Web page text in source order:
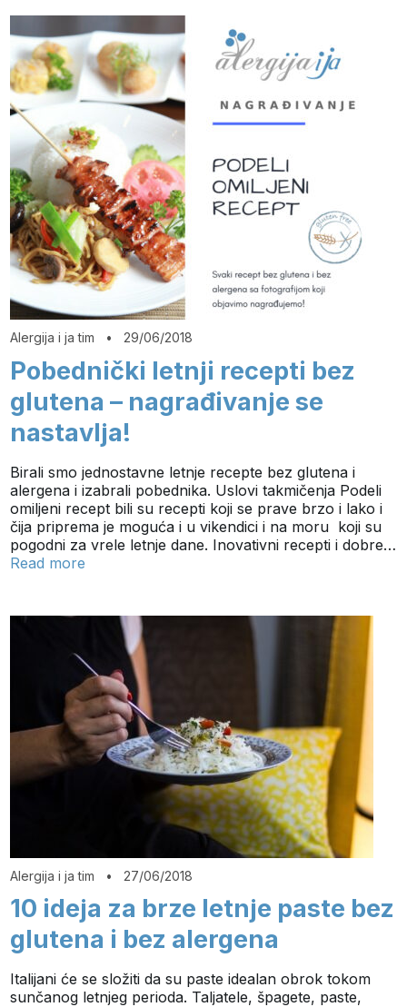
Alergija i ja tim • 29/06/2018
Pobednički letnji recepti bez
glutena – nagrađivanje se
nastavlja!
Birali smo jednostavne letnje recepte bez glutena i
alergena i izabrali pobednika. Uslovi takmičenja Podeli
omiljeni recept bili su recepti koji se prave brzo i lako i
čija priprema je moguća i u vikendici i na moru koji su
pogodni za vrele letnje dane. Inovativni recepti i dobre…
Read more
Alergija i ja tim • 27/06/2018
10 ideja za brze letnje paste bez
glutena i bez alergena
Italijani će se složiti da su paste idealan obrok tokom
sunčanog letnjeg perioda. Taljatele, špagete, paste,